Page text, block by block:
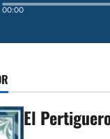
El